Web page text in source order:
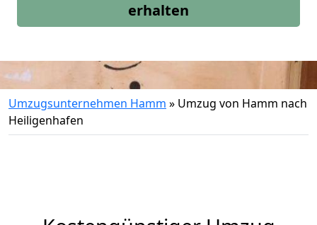
erhalten
Umzugsunternehmen Hamm » Umzug von Hamm nach
Heiligenhafen